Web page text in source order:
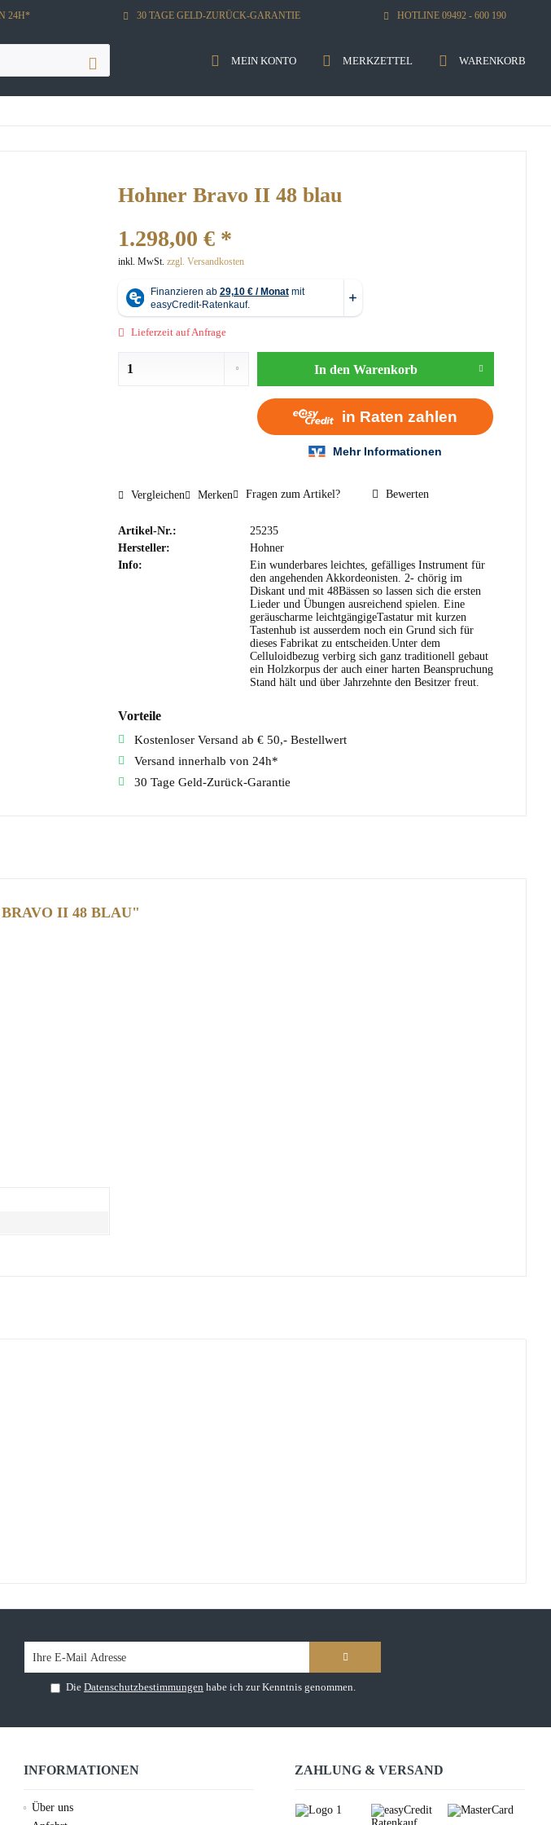
24H* 30 TAGE GELD-ZURÜCK-GARANTIE HOTLINE 09492 - 600 190
WARENKORB
MERKZETTEL
MEIN KONTO
Hohner Bravo II 48 blau
1.298,00 € *
inkl. MwSt. zzgl. Versandkosten
Lieferzeit auf Anfrage
In den Warenkorb
Vergleichen Merken Fragen zum Artikel? Bewerten
Artikel-Nr.:
25235
Hersteller:
Hohner
Info:
Ein wunderbares leichtes, gefälliges Instrument für
den angehenden Akkordeonisten. 2- chörig im
Diskant und mit 48Bässen so lassen sich die ersten
Lieder und Übungen ausreichend spielen. Eine
geräuscharme leichtgängigeTastatur mit kurzen
Tastenhub ist ausserdem noch ein Grund sich für
dieses Fabrikat zu entscheiden.Unter dem
Celluloidbezug verbirg sich ganz traditionell gebaut
ein Holzkorpus der auch einer harten Beanspruchung
Stand hält und über Jahrzehnte den Besitzer freut.
Vorteile
Kostenloser Versand ab € 50,- Bestellwert
Versand innerhalb von 24h*
30 Tage Geld-Zurück-Garantie
II 48 BLAU"
Die Datenschutzbestimmungen habe ich zur Kenntnis genommen.
INFORMATIONEN
Über uns
ZAHLUNG & VERSAND